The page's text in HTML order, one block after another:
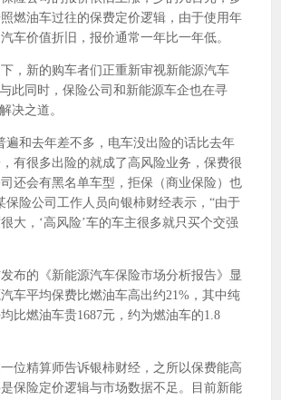
燃油车过往的保费定价逻辑，由于使用年
车价值折旧，报价通常一年比一年低。
新的购车者们正重新审视新能源汽车
此同时，保险公司和新能源车企也在寻
决之道。
和去年差不多，电车没出险的话比去年
有很多出险的就成了高风险业务，保费很
还会有黑名单车型，拒保（商业保险）也
保险公司工作人员向银柿财经表示，“由于
大，‘高风险’车的车主很多就只买个交强
的《新能源汽车保险市场分析报告》显
车平均保费比燃油车高出约21%，其中纯
比燃油车贵1687元，约为燃油车的1.8
精算师告诉银柿财经，之所以保费能高
保险定价逻辑与市场数据不足。目前新能